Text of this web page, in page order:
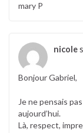
mary P
nicole
Bonjour Gabriel,
Je ne pensais
aujourd’hui.
Là, respect,